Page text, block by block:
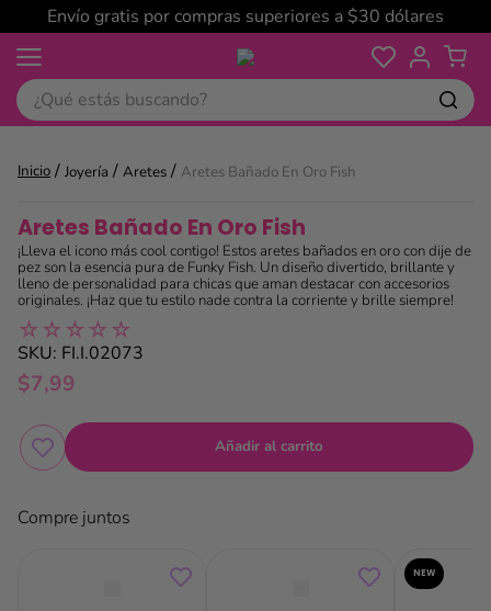
Envío gratis por compras superiores a $30 dólares
¿Qué estás buscando?
Joyería Aretes Aretes Bañado En Oro Fish
Aretes Bañado En Oro Fish
¡Lleva el icono más cool contigo! Estos aretes bañados en oro con dije de
pez son la esencia pura de Funky Fish. Un diseño divertido, brillante y
lleno de personalidad para chicas que aman destacar con accesorios
originales. ¡Haz que tu estilo nade contra la corriente y brille siempre!
☆☆☆☆☆
SKU: FI.I.02073
$7,99
Añadir al carrito
Compre juntos
NEW